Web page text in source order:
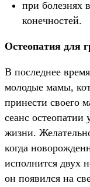
при болезнях
конечностей.
Остеопатия для
В последнее
молодые мамы,
принести своего
сеанс
жизни.
когда
исполнится двух
он появился на